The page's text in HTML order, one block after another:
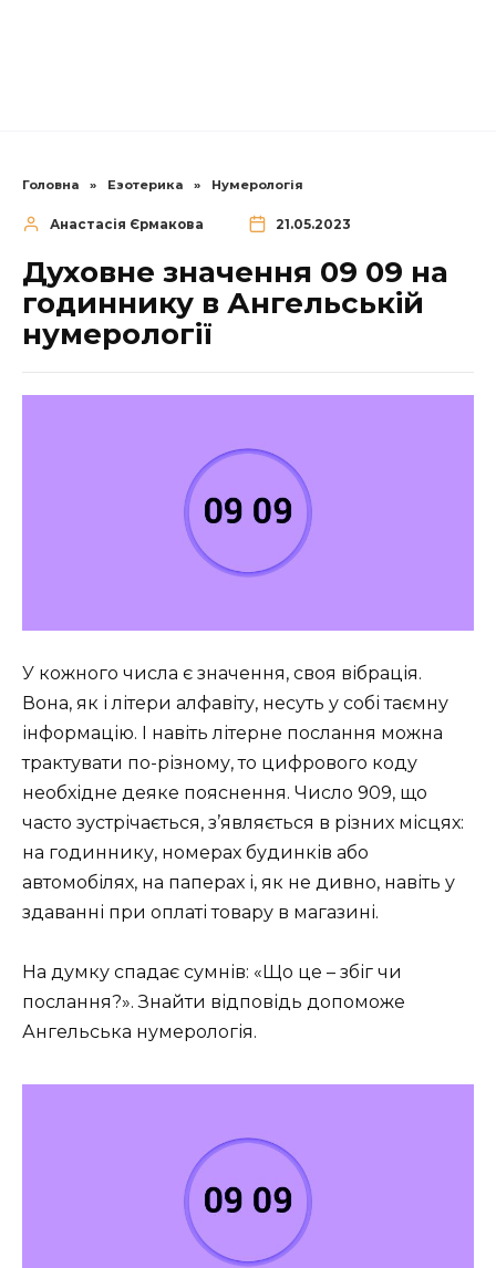
Головна » Езотерика » Нумерологія
Анастасія Єрмакова 21.05.2023
Духовне значення 09 09 на
годиннику в Ангельській
нумерології
У кожного числа є значення, своя вібрація.
Вона, як і літери алфавіту, несуть у собі таємну
інформацію. І навіть літерне послання можна
трактувати по-різному, то цифрового коду
необхідне деяке пояснення. Число 909, що
часто зустрічається, з’являється в різних місцях:
на годиннику, номерах будинків або
автомобілях, на паперах і, як не дивно, навіть у
здаванні при оплаті товару в магазині.
На думку спадає сумнів: «Що це – збіг чи
послання?». Знайти відповідь допоможе
Ангельська нумерологія.